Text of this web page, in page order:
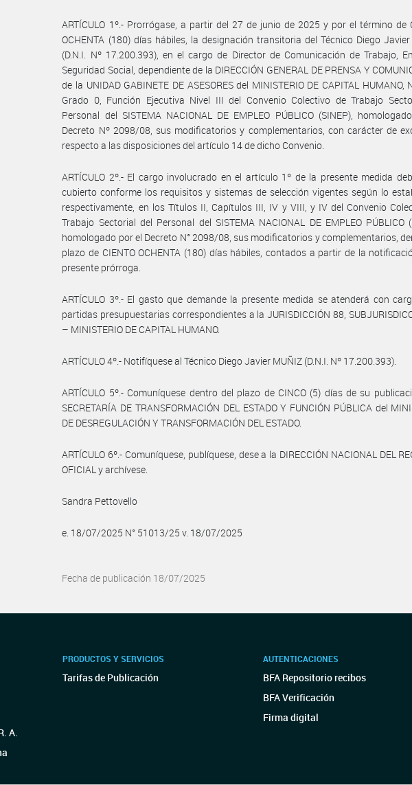
ARTÍCULO 1º.- Prorrógase, a partir del 27 de junio de 2025 y por el término de
OCHENTA (180) días hábiles, la designación transitoria del Técnico Diego
(D.N.I. Nº 17.200.393), en el cargo de Director de Comunicación de Trabajo,
Seguridad Social, dependiente de la DIRECCIÓN GENERAL DE PRENSA Y
de la UNIDAD GABINETE DE ASESORES del MINISTERIO DE CAPITAL HUMANO,
Grado 0, Función Ejecutiva Nivel III del Convenio Colectivo de Trabajo
Personal del SISTEMA NACIONAL DE EMPLEO PÚBLICO (SINEP),
Decreto Nº 2098/08, sus modificatorios y complementarios, con carácter de
respecto a las disposiciones del artículo 14 de dicho Convenio.
ARTÍCULO 2º.- El cargo involucrado en el artículo 1º de la presente medida
cubierto conforme los requisitos y sistemas de selección vigentes según lo
respectivamente, en los Títulos II, Capítulos III, IV y VIII, y IV del Convenio
Trabajo Sectorial del Personal del SISTEMA NACIONAL DE EMPLEO PÚBLICO
homologado por el Decreto N° 2098/08, sus modificatorios y complementarios,
plazo de CIENTO OCHENTA (180) días hábiles, contados a partir de la
presente prórroga.
ARTÍCULO 3º.- El gasto que demande la presente medida se atenderá con
partidas presupuestarias correspondientes a la JURISDICCIÓN 88,
– MINISTERIO DE CAPITAL HUMANO.
ARTÍCULO 4º.- Notifíquese al Técnico Diego Javier MUÑIZ (D.N.I. Nº 17.200.393).
ARTÍCULO 5º.- Comuníquese dentro del plazo de CINCO (5) días de su
SECRETARÍA DE TRANSFORMACIÓN DEL ESTADO Y FUNCIÓN PÚBLICA del
DE DESREGULACIÓN Y TRANSFORMACIÓN DEL ESTADO.
ARTÍCULO 6º.- Comuníquese, publíquese, dese a la DIRECCIÓN NACIONAL DEL
OFICIAL y archívese.
Sandra Pettovello
e. 18/07/2025 N° 51013/25 v. 18/07/2025
Fecha de publicación 18/07/2025
A.
PRODUCTOS Y SERVICIOS
Tarifas de Publicación
AUTENTICACIONES
BFA Repositorio recibos
BFA Verificación
Firma digital